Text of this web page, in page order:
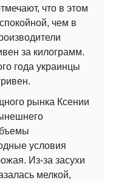
что в этом
чем в
за килограмм.
года украинцы
рынка Ксении
условия
Из-за засухи
мелкой,